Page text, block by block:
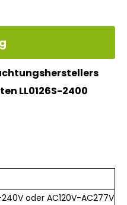
s
LL0126S-2400
oder AC120V-AC277V